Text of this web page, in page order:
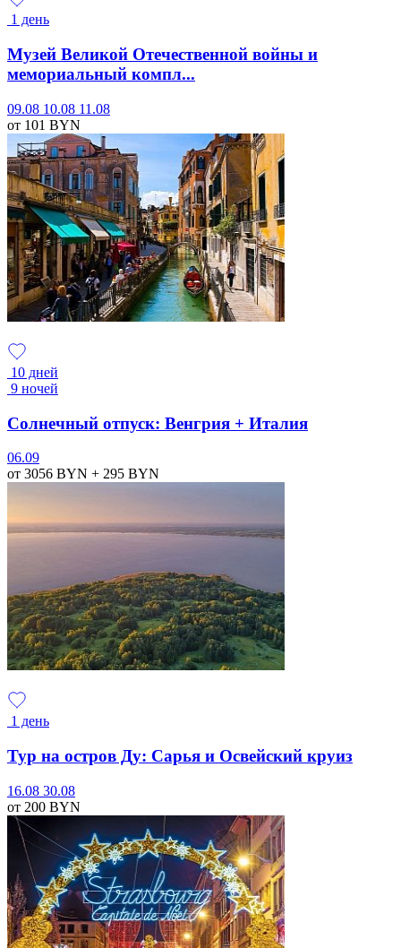
1 день
Музей Великой Отечественной войны и
мемориальный компл...
09.08 10.08 11.08
от 101 BYN
10 дней
9 ночей
Солнечный отпуск: Венгрия + Италия
06.09
от 3056 BYN + 295 BYN
1 день
Тур на остров Ду: Сарья и Освейский круиз
16.08 30.08
от 200 BYN